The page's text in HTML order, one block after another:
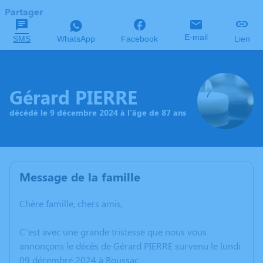
Partager
SMS WhatsApp Facebook E-mail Lien
Gérard PIERRE
décédé le 9 décembre 2024 à l'âge de 87 ans
Message de la famille
Chère famille, chers amis,
C’est avec une grande tristesse que nous vous
annonçons le décès de Gérard PIERRE survenu le lundi
09 décembre 2024 à Boussac.